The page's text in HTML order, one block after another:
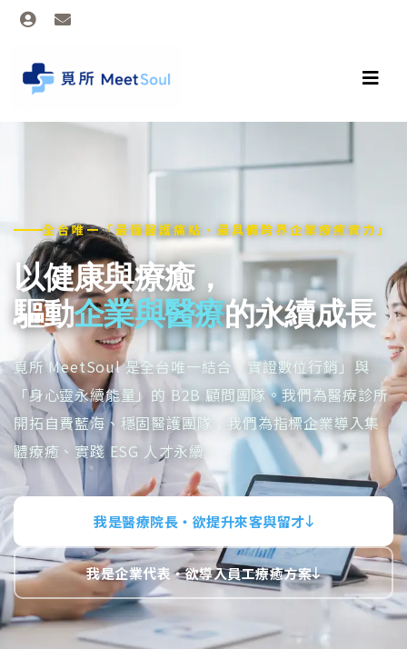
全台唯一「最懂醫護痛點、最具備跨界企業療癒實力」
以健康與療癒，
驅動企業與醫療的永續成長
覓所 MeetSoul 是全台唯一結合「實證數位行銷」與
「身心靈永續能量」的 B2B 顧問團隊。我們為醫療診所
開拓自費藍海、穩固醫護團隊；我們為指標企業導入集
體療癒、實踐 ESG 人才永續。
我是醫療院長・欲提升來客與留才
我是企業代表・欲導入員工療癒方案